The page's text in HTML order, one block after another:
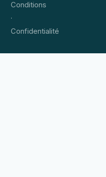
Conditions
·
Confidentialité